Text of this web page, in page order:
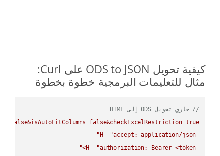
كيفية تحويل ODS to JSON على Curl:
مثال للتعليمات البرمجية خطوة بخطوة
// جاري تحويل ODS إلى HTML
-
H
"accept: application/json"
-
H
"authorization: Bearer <token>"